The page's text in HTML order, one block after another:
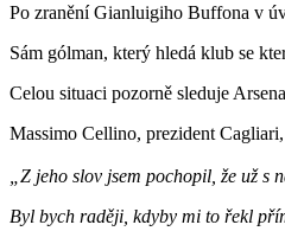
Po zranění Gianluigiho Buffona v
Sám gólman, který hledá klub se
Celou situaci pozorně sleduje
Massimo Cellino, prezident
„Z jeho slov jsem pochopil, že už s
Byl bych raději, kdyby mi to řekl